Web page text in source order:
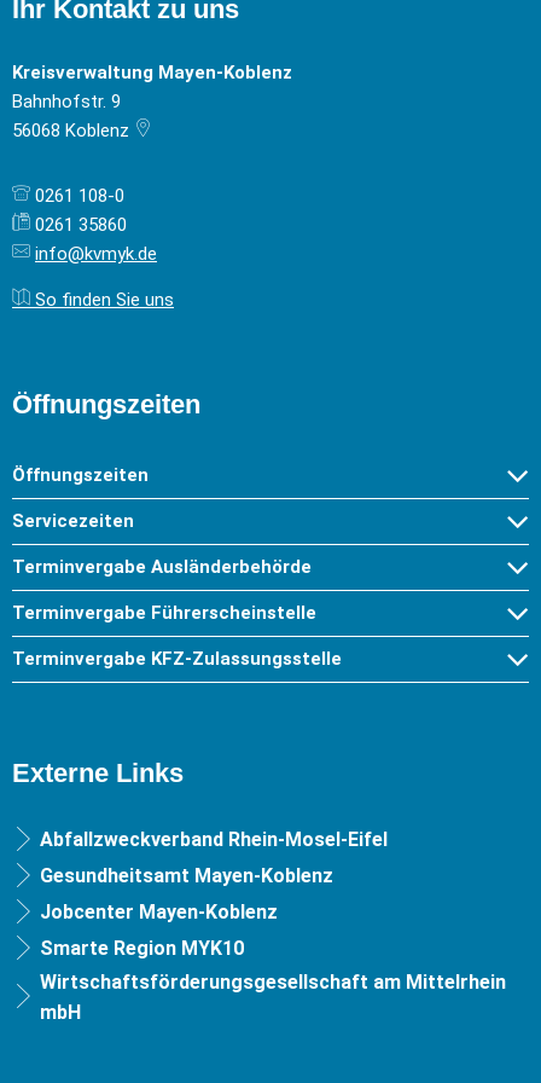
Ihr Kontakt zu uns
Kreisverwaltung Mayen-Koblenz
Bahnhofstr. 9
56068 Koblenz
0261 108-0
0261 35860
info@kvmyk.de
So finden Sie uns
Öffnungszeiten
Öffnungszeiten
Servicezeiten
Terminvergabe Ausländerbehörde
Terminvergabe Führerscheinstelle
Terminvergabe KFZ-Zulassungsstelle
Externe Links
Abfallzweckverband Rhein-Mosel-Eifel
Gesundheitsamt Mayen-Koblenz
Jobcenter Mayen-Koblenz
Smarte Region MYK10
Wirtschaftsförderungsgesellschaft am Mittelrhein
mbH